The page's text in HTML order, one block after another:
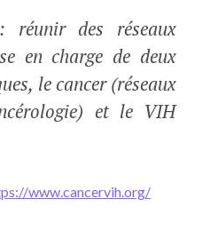
réunir des réseaux
en charge de deux
le cancer (réseaux
et le VIH
www.cancervih.org/